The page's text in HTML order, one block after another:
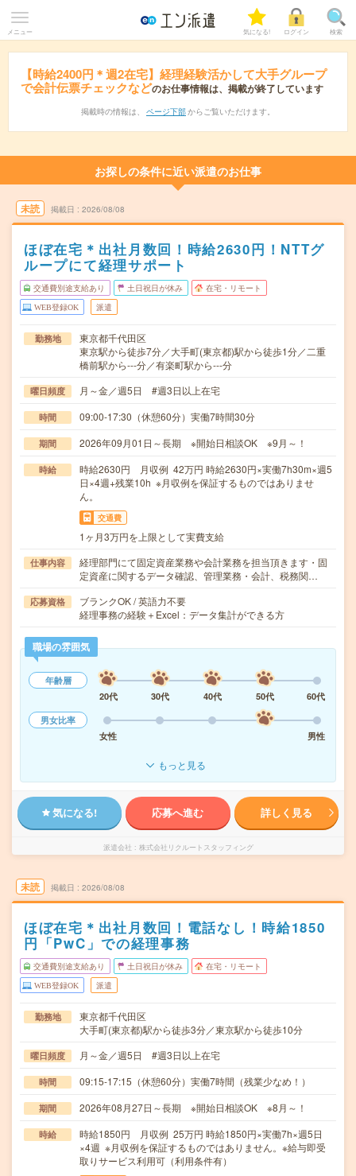
メニュー 気になる! ログイン 検索
【時給2400円＊週2在宅】経理経験活かして大手グループ
で会計伝票チェックなどのお仕事情報は、掲載が終了しています
掲載時の情報は、 ページ下部 からご覧いただけます。
お探しの条件に近い派遣のお仕事
未読 掲載日 2026/08/08
ほぼ在宅＊出社月数回！時給2630円！NTTグ
ループにて経理サポート
交通費別途支給あり 土日祝日が休み 在宅・リモート
WEB登録OK 派遣
勤務地
東京都千代田区
東京駅から徒歩7分／大手町(東京都)駅から徒歩1分／二重
橋前駅から---分／有楽町駅から---分
曜日頻度 月～金／週5日 #週3日以上在宅
時間 09:00-17:30（休憩60分）実働7時間30分
期間 2026年09月01日～長期 ※開始日相談OK ※9月～！
時給
時給2630円 月収例 42万円 時給2630円×実働7h30m×週5
日×4週+残業10h ※月収例を保証するものではありませ
ん。
交通費
1ヶ月3万円を上限として実費支給
仕事内容
経理部門にて固定資産業務や会計業務を担当頂きます・固
定資産に関するデータ確認、管理業務・会計、税務関…
応募資格
ブランクOK / 英語力不要
経理事務の経験＋Excel：データ集計ができる方
職場の雰囲気
年齢層
20代
30代 40代 50代
60代
男女比率
女性
男性
もっと見る
気になる! 応募へ進む 詳しく見る
派遣会社 株式会社リクルートスタッフィング
未読 掲載日 2026/08/08
ほぼ在宅＊出社月数回！電話なし！時給1850
円「PwC」での経理事務
交通費別途支給あり 土日祝日が休み 在宅・リモート
WEB登録OK 派遣
勤務地
東京都千代田区
大手町(東京都)駅から徒歩3分／東京駅から徒歩10分
曜日頻度 月～金／週5日 #週3日以上在宅
時間 09:15-17:15（休憩60分）実働7時間（残業少なめ！）
期間 2026年08月27日～長期 ※開始日相談OK ※8月～！
時給
時給1850円 月収例 25万円 時給1850円×実働7h×週5日
×4週 ※月収例を保証するものではありません。※給与即受
取りサービス利用可（利用条件有）